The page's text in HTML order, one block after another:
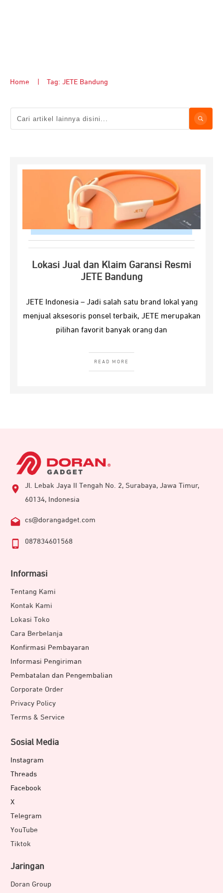
Home Tag: JETE Bandung
Lokasi Jual dan Klaim Garansi Resmi
JETE Bandung
JETE Indonesia – Jadi salah satu brand lokal yang
menjual aksesoris ponsel terbaik, JETE merupakan
pilihan favorit banyak orang dan
READ MORE
Jl. Lebak Jaya II Tengah No. 2, Surabaya, Jawa Timur,
60134, Indonesia
cs@dorangadget.com
087834601568
Informasi
Tentang Kami
Kontak Kami
Lokasi Toko
Cara Berbelanja
Konfirmasi Pembayaran
Informasi Pengiriman
Pembatalan dan Pengembalian
Corporate Order
Privacy Policy
Terms & Service
Sosial Media
Instagram
Threads
Facebook
X
Telegram
YouTube
Tiktok
Jaringan
Doran Group